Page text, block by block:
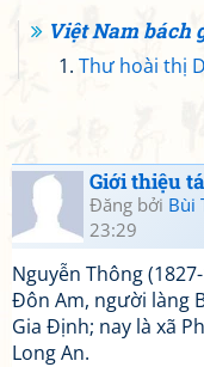
Việt Nam bách
Thư hoài thị
Giới thiệu
Đăng bởi Bùi
23:29
Nguyễn Thông
Đôn Am, người làng
Gia Định; nay là xã
Long An.